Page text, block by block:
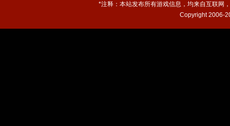
*注释：本站发布所有游戏信息，均来自互联网
Copyright 2006-